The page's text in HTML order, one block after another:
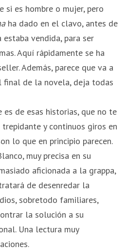
si es hombre o mujer, pero
ha dado en el clavo, antes de
estaba vendida, para ser
Aquí rápidamente se ha
Además, parece que va a
final de la novela, deja todas
de esas historias, que no te
y continuos giros en
lo que en principio parecen.
muy precisa en su
aficionada a la grappa,
de desenredar la
sobretodo familiares,
la solución a su
Una lectura muy